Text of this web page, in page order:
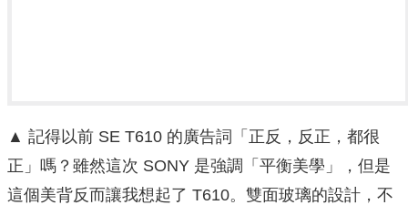
▲ 記得以前 SE T610 的廣告詞「正反，反正，都很
正」嗎？雖然這次 SONY 是強調「平衡美學」，但是
這個美背反而讓我想起了 T610。雙面玻璃的設計，不